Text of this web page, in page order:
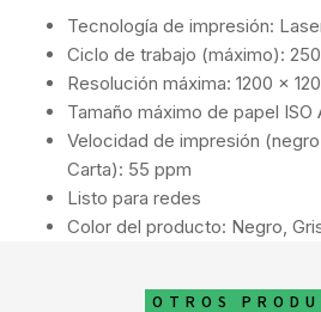
Tecnología de impresión:
Ciclo de trabajo (máximo):
Resolución máxima: 1200 x
Tamaño máximo de papel
Velocidad de impresión
Carta): 55 ppm
Listo para redes
Color del producto: Negro,
OTROS